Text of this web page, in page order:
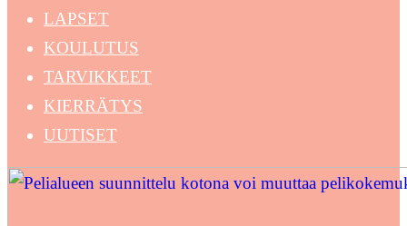
LAPSET
KOULUTUS
TARVIKKEET
KIERRÄTYS
UUTISET